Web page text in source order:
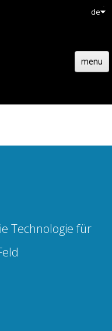
de
menu
Technologie für